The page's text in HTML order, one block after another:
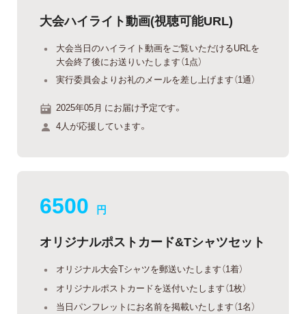
大会ハイライト動画(視聴可能URL)
大会当日のハイライト動画をご覧いただけるURLを
大会終了後にお送りいたします（1点）
実行委員会よりお礼のメールを差し上げます（1通）
2025年05月 にお届け予定です。
4人が応援しています。
6500 円
オリジナルポストカード&Tシャツセット
オリジナル大会Tシャツを郵送いたします（1着）
オリジナルポストカードを送付いたします（1枚）
当日パンフレットにお名前を掲載いたします（1名）